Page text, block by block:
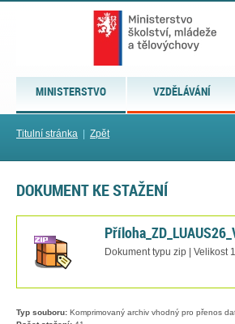
MINISTERSTVO VZDĚLÁVÁNÍ
Titulní stránka Zpět
DOKUMENT KE STAŽENÍ
Dokument typu zip | Velikost
Typ souboru: Komprimovaný archiv vhodný pro přenos